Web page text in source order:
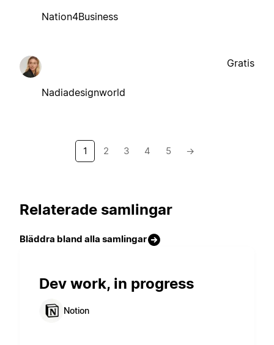
Nation4Business
Nadiadesignworld
Gratis
1 2 3 4 5 →
Relaterade samlingar
Bläddra bland alla samlingar
Dev work, in progress
Notion